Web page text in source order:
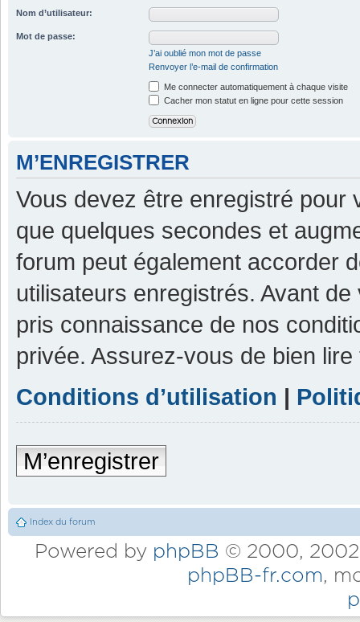
Nom d’utilisateur:
Mot de passe:
J’ai oublié mon mot de passe
Renvoyer l’e-mail de confirmation
Me connecter automatiquement à chaque visite
Cacher mon statut en ligne pour cette session
M’ENREGISTRER
Vous devez être enregistré pour
que quelques secondes et
forum peut également accorder
utilisateurs enregistrés. Avant
pris connaissance de nos
privée. Assurez-vous de bien
Conditions d’utilisation |
M’enregistrer
Index du forum
Powered by phpBB © 2000,
phpBB-fr.com,